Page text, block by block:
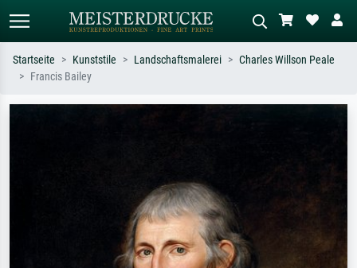
Startseite Kunststile Landschaftsmalerei
Charles Willson Peale
Francis Bailey